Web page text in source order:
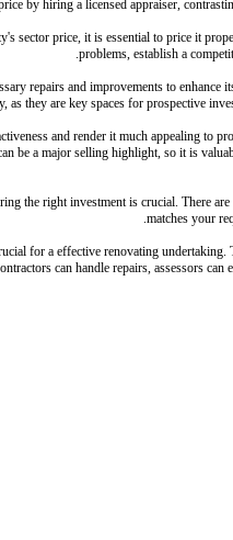
by hiring a licensed appraiser,
sector price, it is essential to price it
problems, establish a
repairs and improvements to
as they are key spaces for prospective
and render it much appealing to
be a major selling highlight, so it is
the right investment is crucial. There
matches your
for a effective renovating
can handle repairs, assessors